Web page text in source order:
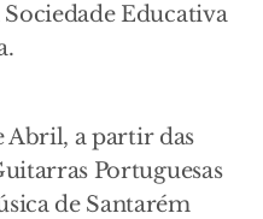
Educativa
Abril, a partir das
Portuguesas
de Santarém